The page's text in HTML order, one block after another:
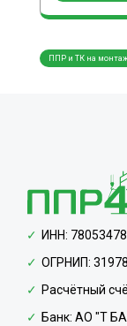
ППР и ТК на монтаж
ППР и ТК на монтаж
ИНН:
ОГРНИП:
Расчётный
Банк: АО "Т